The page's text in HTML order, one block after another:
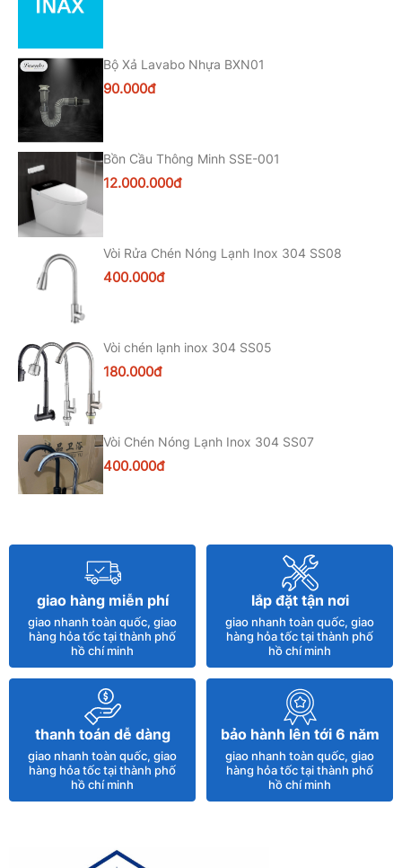
Bộ Xả Lavabo Nhựa BXN01
90.000đ
Bồn Cầu Thông Minh SSE-001
12.000.000đ
Vòi Rửa Chén Nóng Lạnh Inox 304 SS08
400.000đ
Vòi chén lạnh inox 304 SS05
180.000đ
Vòi Chén Nóng Lạnh Inox 304 SS07
400.000đ
3.500.000đ
Vòi Chén Rút Nano Có Giá Để Xà Bông SS05
500.000đ
Chậu Lavabo 2 Tầng Rửa Mặt Đá Nhân Tạo
Kèm Gương Đèn LED – BĐ 57X
3.300.000đ
400.000đ
giao hàng miễn phí
giao nhanh toàn quốc, giao
hàng hỏa tốc tại thành phố
hồ chí minh
lắp đặt tận nơi
giao nhanh toàn quốc, giao
hàng hỏa tốc tại thành phố
hồ chí minh
thanh toán dễ dàng
giao nhanh toàn quốc, giao
hàng hỏa tốc tại thành phố
hồ chí minh
bảo hành lên tới 6 năm
giao nhanh toàn quốc, giao
hàng hỏa tốc tại thành phố
hồ chí minh